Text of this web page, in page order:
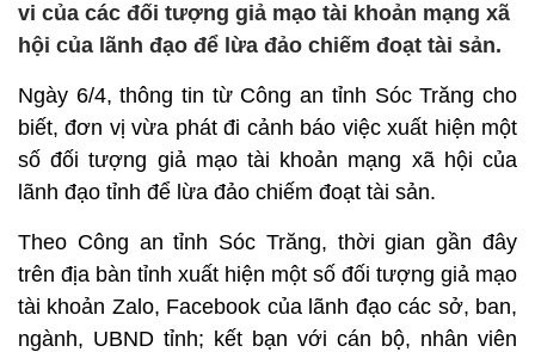
vi của các đối tượng giả mạo tài khoản mạng xã
hội của lãnh đạo để lừa đảo chiếm đoạt tài sản.
Ngày 6/4, thông tin từ Công an tỉnh Sóc Trăng cho
biết, đơn vị vừa phát đi cảnh báo việc xuất hiện một
số đối tượng giả mạo tài khoản mạng xã hội của
lãnh đạo tỉnh để lừa đảo chiếm đoạt tài sản.
Theo Công an tỉnh Sóc Trăng, thời gian gần đây
trên địa bàn tỉnh xuất hiện một số đối tượng giả mạo
tài khoản Zalo, Facebook của lãnh đạo các sở, ban,
ngành, UBND tỉnh; kết bạn với cán bộ, nhân viên